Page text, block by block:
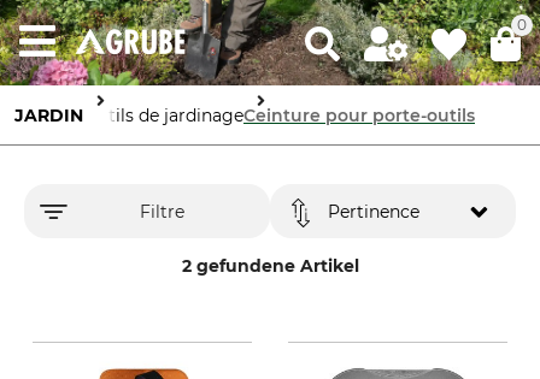
0
JARDIN Outils de jardinageCeinture pour porte-outils
Filtre
2 gefundene Artikel
Pertinence